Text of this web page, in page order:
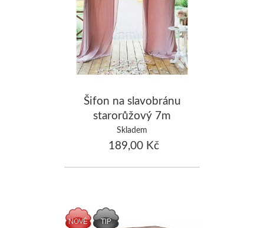
Šifon na slavobránu
starorůžový 7m
Skladem
189,00 Kč